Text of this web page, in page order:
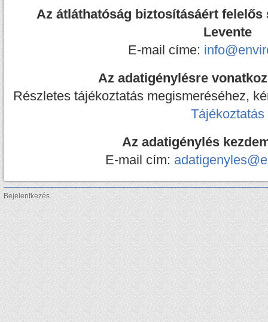
Az átláthatóság biztosításáért
Levente
E-mail címe:
Az adatigénylésre
Részletes tájékoztatás megismeréséhez,
Tájékoztatás
Az adatigénylés
E-mail cím:
Bejelentkezés